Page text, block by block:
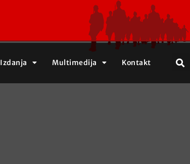
Izdanja Multimedija Kontakt